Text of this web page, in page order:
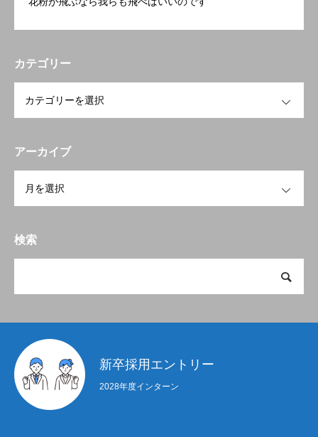
カテゴリー
アーカイブ
検索
新卒採用エントリー
2028年度インターン